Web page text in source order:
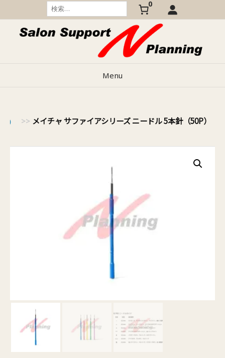
to
content
検
索:
0
Menu
） >> メイチャ サファイアシリーズ ニードル 5本針（50P）